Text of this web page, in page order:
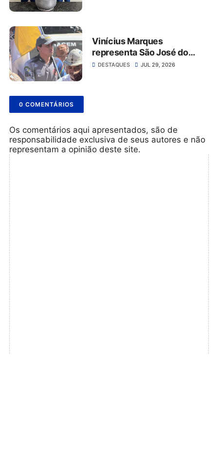
Vinícius Marques
representa São José do
Belmonte na 56ª Missa do
DESTAQUES JUL 29, 2026
0 COMENTÁRIOS
Os comentários aqui apresentados, são de
responsabilidade exclusiva de seus autores e não
representam a opinião deste site.